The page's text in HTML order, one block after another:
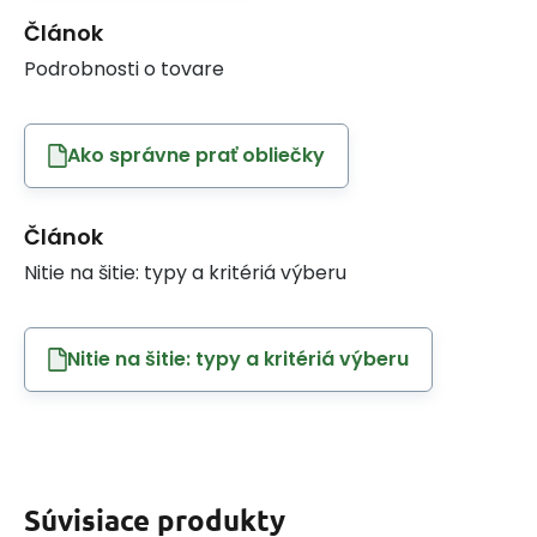
Článok
Podrobnosti o tovare
Ako správne prať obliečky
Článok
Nitie na šitie: typy a kritériá výberu
Nitie na šitie: typy a kritériá výberu
Súvisiace produkty